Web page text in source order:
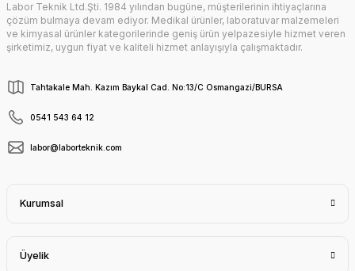
Gönder
Labor Teknik Ltd.Şti. 1984 yılından bugüne, müşterilerinin ihtiyaçlarına
çözüm bulmaya devam ediyor. Medikal ürünler, laboratuvar malzemeleri
ve kimyasal ürünler kategorilerinde geniş ürün yelpazesiyle hizmet veren
şirketimiz, uygun fiyat ve kaliteli hizmet anlayışıyla çalışmaktadır.
Tahtakale Mah. Kazım Baykal Cad. No:13/C Osmangazi/BURSA
0541 543 64 12
labor@laborteknik.com
Kurumsal
Üyelik